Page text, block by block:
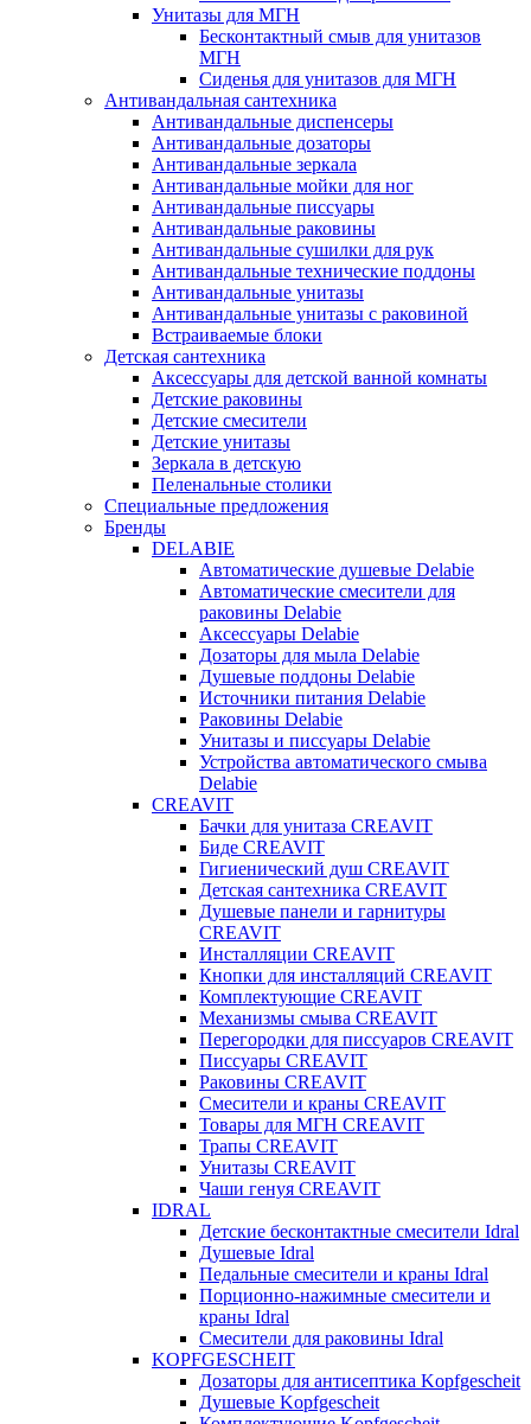
Унитазы для МГН
Бесконтактный смыв для унитазов
МГН
Сиденья для унитазов для МГН
Антивандальная сантехника
Антивандальные диспенсеры
Антивандальные дозаторы
Антивандальные зеркала
Антивандальные мойки для ног
Антивандальные писсуары
Антивандальные раковины
Антивандальные сушилки для рук
Антивандальные технические поддоны
Антивандальные унитазы
Антивандальные унитазы с раковиной
Встраиваемые блоки
Детская сантехника
Аксессуары для детской ванной комнаты
Детские раковины
Детские смесители
Детские унитазы
Зеркала в детскую
Пеленальные столики
Специальные предложения
Бренды
DELABIE
Автоматические душевые Delabie
Автоматические смесители для
раковины Delabie
Аксессуары Delabie
Дозаторы для мыла Delabie
Душевые поддоны Delabie
Источники питания Delabie
Раковины Delabie
Унитазы и писсуары Delabie
Устройства автоматического смыва
Delabie
CREAVIT
Бачки для унитаза CREAVIT
Биде CREAVIT
Гигиенический душ CREAVIT
Детская сантехника CREAVIT
Душевые панели и гарнитуры
CREAVIT
Инсталляции CREAVIT
Кнопки для инсталляций CREAVIT
Комплектующие CREAVIT
Механизмы смыва CREAVIT
Перегородки для писсуаров CREAVIT
Писсуары CREAVIT
Раковины CREAVIT
Смесители и краны CREAVIT
Товары для МГН CREAVIT
Трапы CREAVIT
Унитазы CREAVIT
Чаши генуя CREAVIT
IDRAL
Детские бесконтактные смесители Idral
Душевые Idral
Педальные смесители и краны Idral
Порционно-нажимные смесители и
краны Idral
Смеcители для раковины Idral
KOPFGESCHEIT
Дозаторы для антисептика Kopfgescheit
Душевые Kopfgescheit